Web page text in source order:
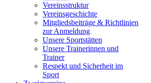
Vereinsstruktur
Vereinsgeschichte
Mitgliedsbeiträge & Richtlinien
zur Anmeldung
Unsere Sportstätten
Unsere Trainerinnen und
Trainer
Respekt und Sicherheit im
Sport